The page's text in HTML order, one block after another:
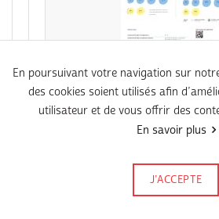
Signalez-le
PDF
Résumé des taxes des déchets
En poursuivant votre navigation sur
des cookies soient utilisés afin
utilisateur et de vous offrir des
En savoir plus
J’ACCEPTE